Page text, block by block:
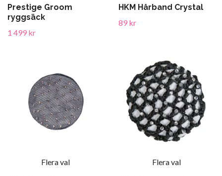
Prestige Groom
ryggsäck
1 499 kr
HKM Hårband Crystal
89 kr
Flera val Flera val